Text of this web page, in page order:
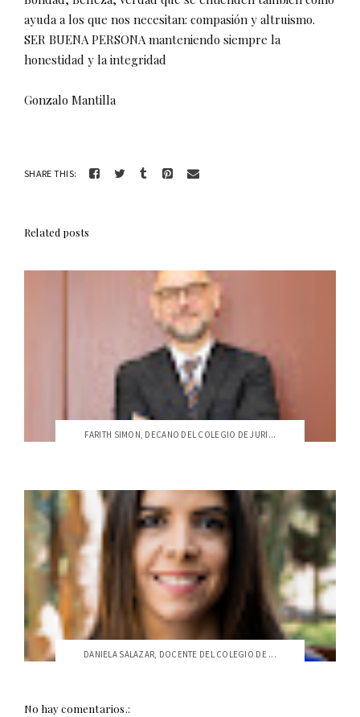
ayuda a los que nos necesitan: compasión y altruismo.
SER BUENA PERSONA manteniendo siempre la
honestidad y la integridad
Gonzalo Mantilla
SHARE THIS:
Related posts
FARITH SIMON, DECANO DEL COLEGIO DE JURI...
DANIELA SALAZAR, DOCENTE DEL COLEGIO DE ...
No hay comentarios.: